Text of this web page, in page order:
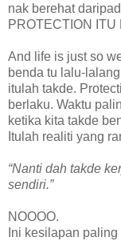
nak berehat
PROTECTION ITU
And life is just so
benda tu lalu-
itulah takde.
berlaku. Waktu
ketika kita takde
Itulah realiti yang
“Nanti dah takde
sendiri.”
NOOOO.
Ini kesilapan paling